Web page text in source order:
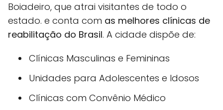
Boiadeiro, que atrai visitantes de todo o
estado. e conta com as melhores clínicas de
reabilitação do Brasil. A cidade dispõe de:
Clínicas Masculinas e Femininas
Unidades para Adolescentes e Idosos
Clínicas com Convênio Médico